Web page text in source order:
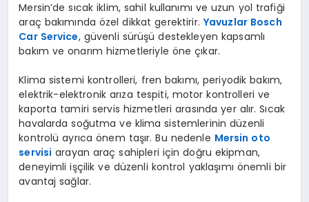
Mersin’de sıcak iklim, sahil kullanımı ve uzun yol trafiği
araç bakımında özel dikkat gerektirir.Yavuzlar Bosch
Car Service, güvenli sürüşü destekleyen kapsamlı
bakım ve onarım hizmetleriyle öne çıkar.
Klima sistemi kontrolleri, fren bakımı, periyodik bakım,
elektrik-elektronik arıza tespiti, motor kontrolleri ve
kaporta tamiri servis hizmetleri arasında yer alır. Sıcak
havalarda soğutma ve klima sistemlerinin düzenli
kontrolü ayrıca önem taşır. Bu nedenle Mersin oto
servisi arayan araç sahipleri için doğru ekipman,
deneyimli işçilik ve düzenli kontrol yaklaşımı önemli bir
avantaj sağlar.